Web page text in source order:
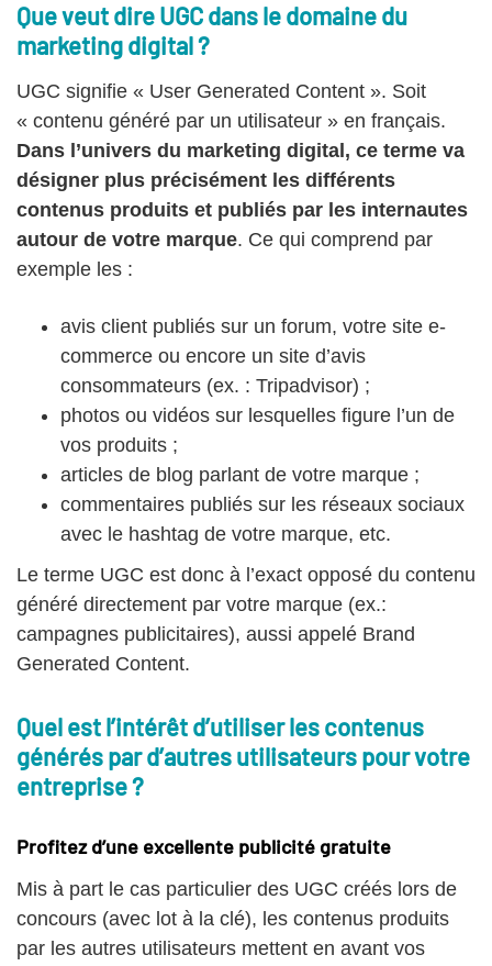
Que veut dire UGC dans le domaine du
marketing digital ?
UGC signifie « User Generated Content ». Soit
« contenu généré par un utilisateur » en français.
Dans l’univers du marketing digital, ce terme va
désigner plus précisément les différents
contenus produits et publiés par les internautes
autour de votre marque. Ce qui comprend par
exemple les :
avis client publiés sur un forum, votre site e-
commerce ou encore un site d’avis
consommateurs (ex. : Tripadvisor) ;
photos ou vidéos sur lesquelles figure l’un de
vos produits ;
articles de blog parlant de votre marque ;
commentaires publiés sur les réseaux sociaux
avec le hashtag de votre marque, etc.
Le terme UGC est donc à l’exact opposé du contenu
généré directement par votre marque (ex.:
campagnes publicitaires), aussi appelé Brand
Generated Content.
Quel est l’intérêt d’utiliser les contenus
générés par d’autres utilisateurs pour votre
entreprise ?
Profitez d’une excellente publicité gratuite
Mis à part le cas particulier des UGC créés lors de
concours (avec lot à la clé), les contenus produits
par les autres utilisateurs mettent en avant vos